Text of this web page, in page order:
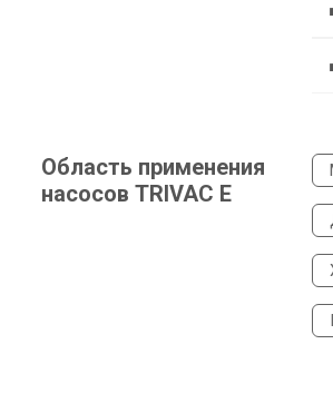
Область применения
насосов TRIVAC E